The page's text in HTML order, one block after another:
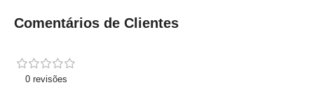
Comentários de Clientes
0 revisões